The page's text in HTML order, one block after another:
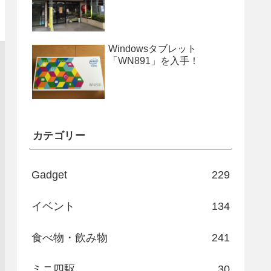
Windowsタブレット
「WN891」を入手！
カテゴリー
Gadget 229
イベント 134
食べ物・飲み物 241